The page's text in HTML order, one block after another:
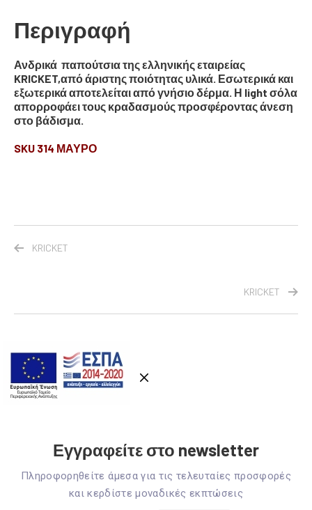
Περιγραφή
Ανδρικά παπούτσια της ελληνικής εταιρείας
KRICKET,από άριστης ποιότητας υλικά. Εσωτερικά και
εξωτερικά αποτελείται από γνήσιο δέρμα. Η light σόλα
απορροφάει τους κραδασμούς προσφέροντας άνεση
στο βάδισμα.
SKU 314 ΜΑΥΡΟ
KRICKET
KRICKET
Εγγραφείτε στο newsletter
Πληροφορηθείτε άμεσα για τις τελευταίες προσφορές
και κερδίστε μοναδικές εκπτώσεις